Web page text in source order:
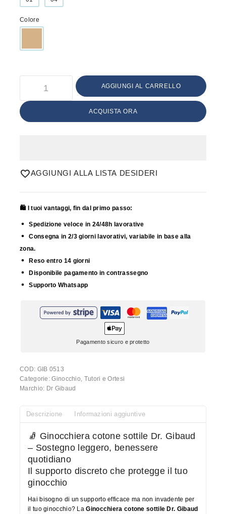
Colore
AGGIUNGI AL CARRELLO
ACQUISTA ORA
AGGIUNGI ALLA LISTA DESIDERI
🛍️ I tuoi vantaggi, fin dal primo passo:
Spedizione veloce in 24/48h lavorative
Consegna in 2/3 giorni lavorativi, variabile in base alla
zona.
Reso entro 14 giorni
Disponibile pagamento in contrassegno
Supporto Whatsapp
Pagamento sicuro e protetto
COD: GIB 0513
Categorie:Ginocchio Tutori e Ortesi
Marchio: Dr Gibaud
Descrizione Informazioni aggiuntive
🧦 Ginocchiera cotone sottile Dr. Gibaud
– Sostegno leggero, benessere
quotidiano
Il supporto discreto che protegge il tuo
ginocchio
Hai bisogno di un supporto efficace ma non invadente per
il tuo ginocchio? LaGinocchiera cotone sottile Dr. Gibaud